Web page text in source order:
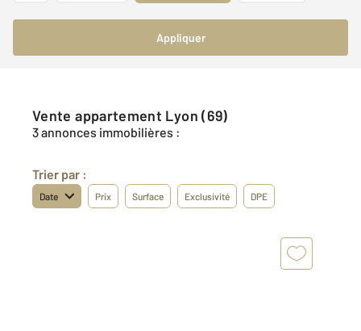
Appliquer
Vente appartement Lyon (69)
3 annonces immobilières :
Trier par :
Date Prix Surface Exclusivité DPE